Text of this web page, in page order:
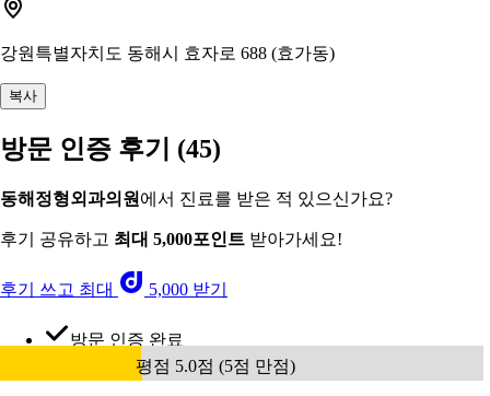
강원특별자치도 동해시 효자로 688 (효가동)
복사
방문 인증 후기 (45)
동해정형외과의원 에서 진료를 받은 적 있으신가요?
후기 공유하고 최대 5,000포인트 받아가세요!
후기 쓰고 최대 5,000 받기
방문 인증 완료
평점 5.0점 (5점 만점)